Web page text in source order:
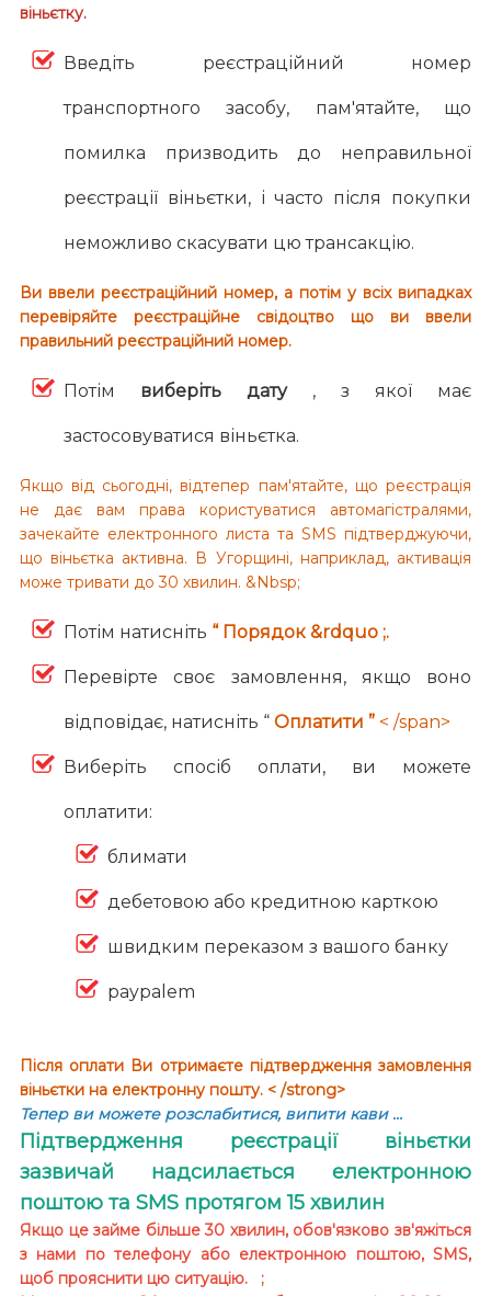
віньєтку.
Введіть реєстраційний номер
транспортного засобу, пам'ятайте, що
помилка призводить до неправильної
реєстрації віньєтки, і часто після покупки
неможливо скасувати цю трансакцію.
Ви ввели реєстраційний номер, а потім у всіх випадках
перевіряйте реєстраційне свідоцтво що ви ввели
правильний реєстраційний номер.
Потім виберіть дату , з якої має
застосовуватися віньєтка.
Якщо від сьогодні, відтепер пам'ятайте, що реєстрація
не дає вам права користуватися автомагістралями,
зачекайте електронного листа та SMS підтверджуючи,
що віньєтка активна. В Угорщині, наприклад, активація
може тривати до 30 хвилин. &Nbsp;
Потім натисніть “ Порядок &rdquo ;.
Перевірте своє замовлення, якщо воно
відповідає, натисніть “ Оплатити ” < /span>
Виберіть спосіб оплати, ви можете
оплатити:
блимати
дебетовою або кредитною карткою
швидким переказом з вашого банку
paypalem
Після оплати Ви отримаєте підтвердження замовлення
віньєтки на електронну пошту. < /strong>
Тепер ви можете розслабитися, випити кави …
Підтвердження реєстрації віньєтки
зазвичай надсилається електронною
поштою та SMS протягом 15 хвилин
Якщо це займе більше 30 хвилин, обов'язково зв'яжіться
з нами по телефону або електронною поштою, SMS,
щоб прояснити цю ситуацію. ;